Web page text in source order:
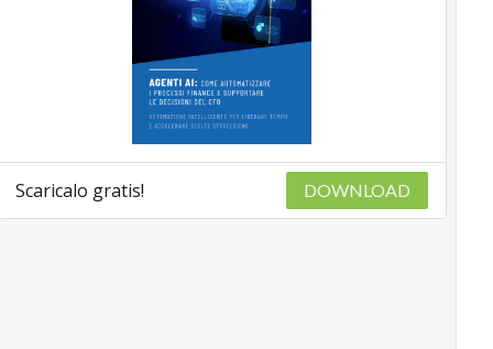
Scaricalo gratis! DOWNLOAD